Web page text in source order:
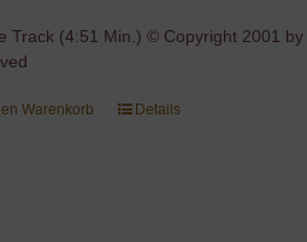
Track (4:51 Min.) © Copyright 2001
Warenkorb Details